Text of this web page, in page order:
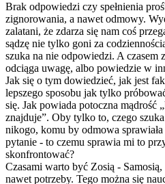
Brak odpowiedzi czy spełnienia
zignorowania, a nawet odmowy.
zalatani, że zdarza się nam coś
sądzę nie tylko goni za
szuka na nie odpowiedzi. A czasem
odciąga uwagę, albo powiedzie w
Jak się o tym dowiedzieć, jak jest
lepszego sposobu jak tylko
się. Jak powiada potoczna mądrość
znajduje”. Oby tylko to, czego
nikogo, komu by odmowa
pytanie - to czemu sprawia mi to
skonfrontować?
Czasami warto być Zosią -
nawet potrzeby. Tego można się